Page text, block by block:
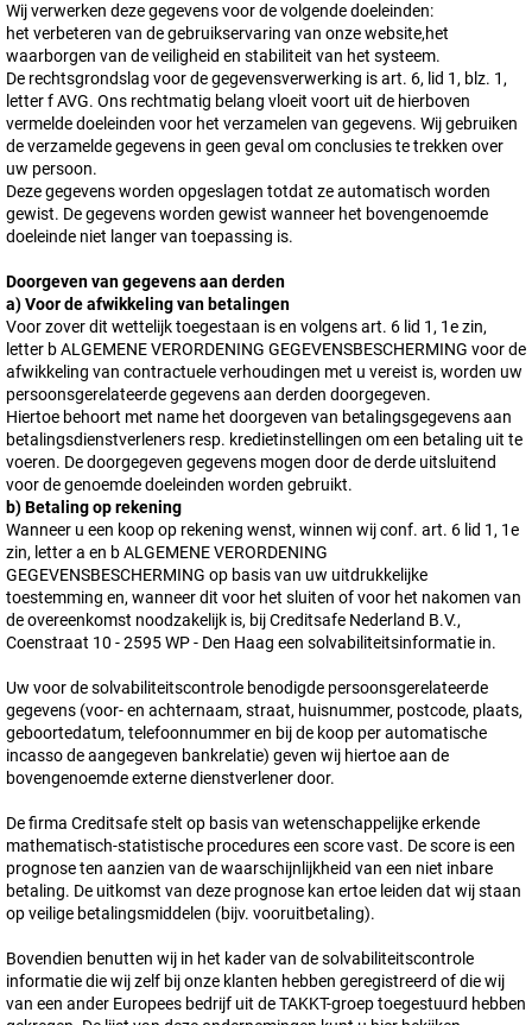
Wij verwerken deze gegevens voor de volgende doeleinden:
het verbeteren van de gebruikservaring van onze website,het
waarborgen van de veiligheid en stabiliteit van het systeem.
De rechtsgrondslag voor de gegevensverwerking is art. 6, lid 1, blz. 1,
letter f AVG. Ons rechtmatig belang vloeit voort uit de hierboven
vermelde doeleinden voor het verzamelen van gegevens. Wij gebruiken
de verzamelde gegevens in geen geval om conclusies te trekken over
uw persoon.
Deze gegevens worden opgeslagen totdat ze automatisch worden
gewist. De gegevens worden gewist wanneer het bovengenoemde
doeleinde niet langer van toepassing is.
Doorgeven van gegevens aan derden
a) Voor de afwikkeling van betalingen
Voor zover dit wettelijk toegestaan is en volgens art. 6 lid 1, 1e zin,
letter b ALGEMENE VERORDENING GEGEVENSBESCHERMING voor de
afwikkeling van contractuele verhoudingen met u vereist is, worden uw
persoonsgerelateerde gegevens aan derden doorgegeven.
Hiertoe behoort met name het doorgeven van betalingsgegevens aan
betalingsdienstverleners resp. kredietinstellingen om een betaling uit te
voeren. De doorgegeven gegevens mogen door de derde uitsluitend
voor de genoemde doeleinden worden gebruikt.
b) Betaling op rekening
Wanneer u een koop op rekening wenst, winnen wij conf. art. 6 lid 1, 1e
zin, letter a en b ALGEMENE VERORDENING
GEGEVENSBESCHERMING op basis van uw uitdrukkelijke
toestemming en, wanneer dit voor het sluiten of voor het nakomen van
de overeenkomst noodzakelijk is, bij Creditsafe Nederland B.V.,
Coenstraat 10 - 2595 WP - Den Haag een solvabiliteitsinformatie in.
Uw voor de solvabiliteitscontrole benodigde persoonsgerelateerde
gegevens (voor- en achternaam, straat, huisnummer, postcode, plaats,
geboortedatum, telefoonnummer en bij de koop per automatische
incasso de aangegeven bankrelatie) geven wij hiertoe aan de
bovengenoemde externe dienstverlener door.
De firma Creditsafe stelt op basis van wetenschappelijke erkende
mathematisch-statistische procedures een score vast. De score is een
prognose ten aanzien van de waarschijnlijkheid van een niet inbare
betaling. De uitkomst van deze prognose kan ertoe leiden dat wij staan
op veilige betalingsmiddelen (bijv. vooruitbetaling).
Bovendien benutten wij in het kader van de solvabiliteitscontrole
informatie die wij zelf bij onze klanten hebben geregistreerd of die wij
van een ander Europees bedrijf uit de TAKKT-groep toegestuurd hebben